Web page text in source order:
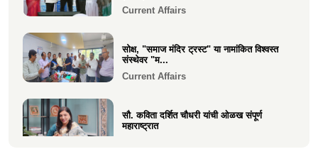
Current Affairs
सोक्ष, "समाज मंदिर ट्रस्ट" या नामांकित विश्वस्त
संस्थेवर "म...
Current Affairs
सौ. कविता दर्शित चौधरी यांची ओळख संपूर्ण
महाराष्ट्रात